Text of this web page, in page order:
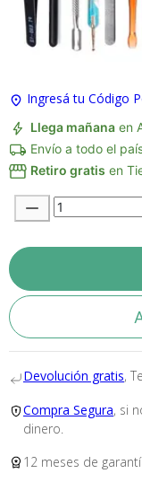
Ingresá tu Código
Llega mañana en
Envío a todo el
Retiro gratis en
Devolución gratis,
Compra Segura, si
dinero.
12 meses de
Medios de
En Bidcom